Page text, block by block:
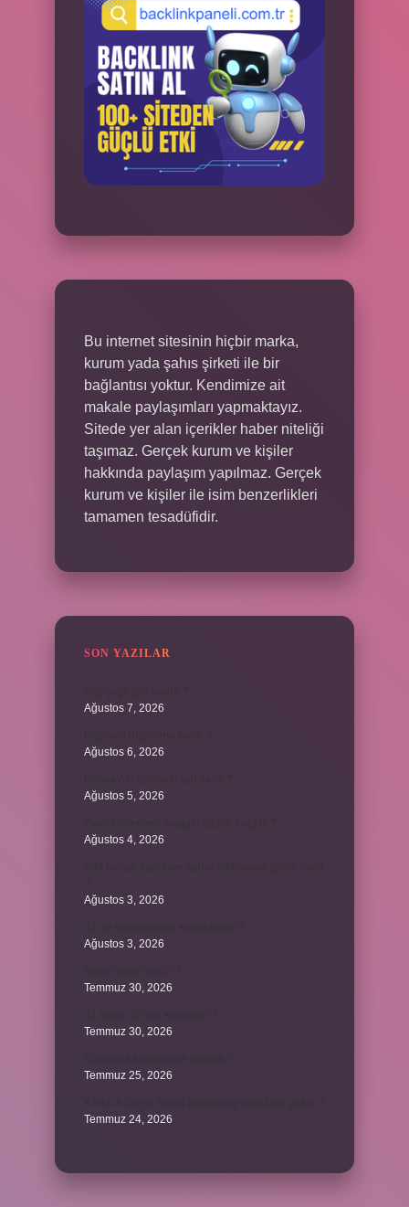
Bu internet sitesinin hiçbir marka,
kurum yada şahıs şirketi ile bir
bağlantısı yoktur. Kendimize ait
makale paylaşımları yapmaktayız.
Sitede yer alan içerikler haber niteliği
taşımaz. Gerçek kurum ve kişiler
hakkında paylaşım yapılmaz. Gerçek
kurum ve kişiler ile isim benzerlikleri
tamamen tesadüfidir.
SON YAZILAR
Ağustos 7, 2026
Ağustos 6, 2026
Ağustos 5, 2026
Ağustos 4, 2026
Ağustos 3, 2026
Ağustos 3, 2026
Temmuz 30, 2026
Temmuz 30, 2026
Temmuz 25, 2026
Temmuz 24, 2026